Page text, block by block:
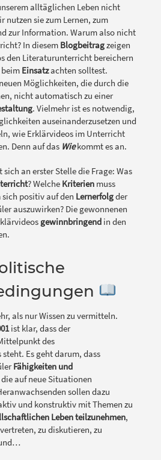
alltäglichen Leben nicht
nutzen sie zum Lernen, zum
zur Information. Warum also nicht
In diesem Blogbeitragzeigen
den Literaturunterricht bereichern
Einsatzachten solltest.
Möglichkeiten, die durch die
nicht automatisch zu einer
. Vielmehr ist es notwendig,
auseinanderzusetzen und
wie Erklärvideos im Unterricht
Denn auf das Wiekommt es an.
sich an erster Stelle die Frage: Was
? Welche Kriterien muss
positiv auf den Lernerfolgder
auszuwirken? Die gewonnenen
gewinnbringend in den
als nur Wissen zu vermitteln.
ist klar, dass der
des
Es geht darum, dass
Fähigkeiten und
auf neue Situationen
sollen dazu
und konstruktiv mit Themen zu
Leben teilzunehmen,
zu diskutieren, zu